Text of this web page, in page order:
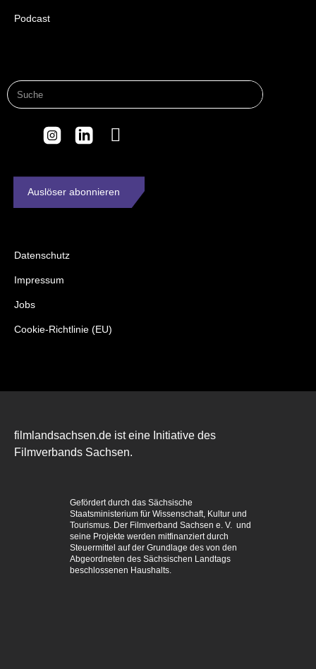
Podcast
Auslöser abonnieren
Datenschutz
Impressum
Jobs
Cookie-Richtlinie (EU)
filmlandsachsen.de ist eine Initiative des
Filmverbands Sachsen.
Gefördert durch das Sächsische
Staatsministerium für Wissenschaft, Kultur und
Tourismus. Der Filmverband Sachsen e. V. und
seine Projekte werden mitfinanziert durch
Steuermittel auf der Grundlage des von den
Abgeordneten des Sächsischen Landtags
beschlossenen Haushalts.